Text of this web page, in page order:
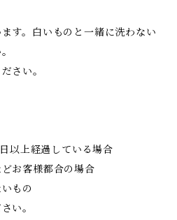
す。白いものと一緒に洗わない
さい。
以上経過している場合
お客様都合の場合
もの
い。